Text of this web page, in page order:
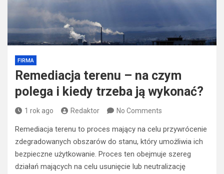
FIRMA
Remediacja terenu – na czym
polega i kiedy trzeba ją wykonać?
1 rok ago Redaktor No Comments
Remediacja terenu to proces mający na celu przywrócenie
zdegradowanych obszarów do stanu, który umożliwia ich
bezpieczne użytkowanie. Proces ten obejmuje szereg
działań mających na celu usunięcie lub neutralizację